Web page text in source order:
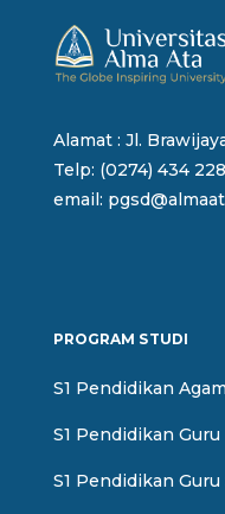
Alamat : Jl.
Telp: (0274) 434
email:
PROGRAM STUDI
S1 Pendidikan
S1 Pendidikan Guru
S1 Pendidikan Guru